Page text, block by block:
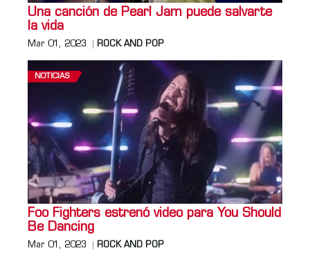
Una canción de Pearl Jam puede salvarte
la vida
Mar 01, 2023 ROCK AND POP
NOTICIAS
Foo Fighters estrenó video para You Should
Be Dancing
Mar 01, 2023 ROCK AND POP